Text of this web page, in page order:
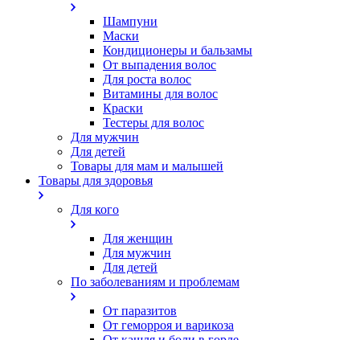
Шампуни
Маски
Кондиционеры и бальзамы
От выпадения волос
Для роста волос
Витамины для волос
Краски
Тестеры для волос
Для мужчин
Для детей
Товары для мам и малышей
Товары для здоровья
Для кого
Для женщин
Для мужчин
Для детей
По заболеваниям и проблемам
От паразитов
Oт геморроя и варикоза